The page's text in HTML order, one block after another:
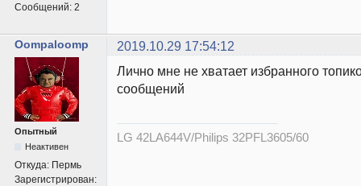
Сообщений: 2
Oompaloomp 2019.10.29 17:54:12
Опытный
Неактивен
Откуда: Пермь
Зарегистрирован:
Лично мне не хватает избранного
сообщений
LG 42LA644V/Philips 32PFL3605/60